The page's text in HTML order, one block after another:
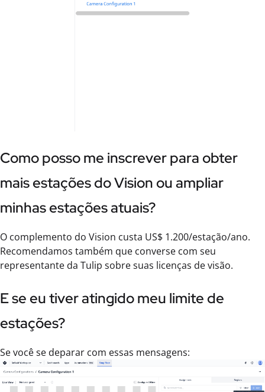
Como posso me inscrever para obter
mais estações do Vision ou ampliar
minhas estações atuais?
O complemento do Vision custa US$ 1.200/estação/ano.
Recomendamos também que converse com seu
representante da Tulip sobre suas licenças de visão.
E se eu tiver atingido meu limite de
estações?
Se você se deparar com essas mensagens: